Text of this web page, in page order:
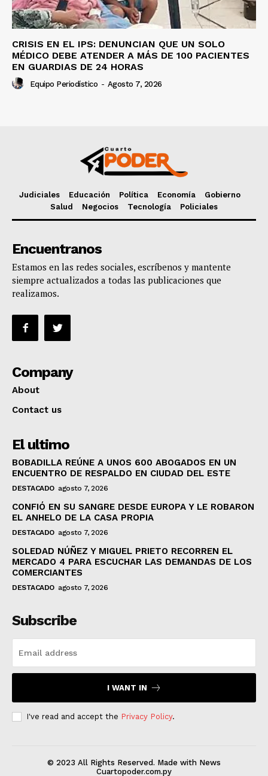
CRISIS EN EL IPS: DENUNCIAN QUE UN SOLO
MÉDICO DEBE ATENDER A MÁS DE 100 PACIENTES
EN GUARDIAS DE 24 HORAS
Equipo Periodístico - Agosto 7, 2026
Judiciales Educación Política Economía
Gobierno
Salud
Negocios Tecnología Policiales
Encuentranos
Estamos en las redes sociales, escríbenos y mantente
siempre actualizados a todas las publicaciones que
realizamos.
Company
About
Contact us
El ultimo
BOBADILLA REÚNE A UNOS 600 ABOGADOS EN UN
ENCUENTRO DE RESPALDO EN CIUDAD DEL ESTE
DESTACADO agosto 7, 2026
CONFIÓ EN SU SANGRE DESDE EUROPA Y LE ROBARON
EL ANHELO DE LA CASA PROPIA
DESTACADO agosto 7, 2026
SOLEDAD NÚÑEZ Y MIGUEL PRIETO RECORREN EL
MERCADO 4 PARA ESCUCHAR LAS DEMANDAS DE LOS
COMERCIANTES
DESTACADO agosto 7, 2026
Subscribe
I WANT IN
I've read and accept the Privacy Policy.
© 2023 All Rights Reserved. Made with News
Cuartopoder.com.py